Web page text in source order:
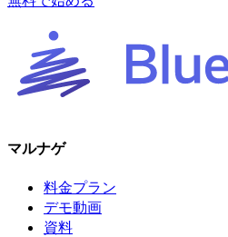
マルナゲ
料金プラン
デモ動画
資料